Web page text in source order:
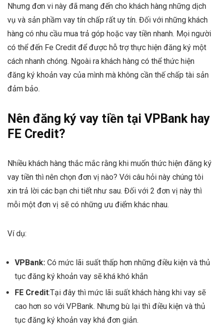
Nhưng đơn vi này đã mang đến cho khách hàng những dịch
vụ và sản phầm vay tín chấp rất uy tín. Đối với những khách
hàng có nhu cầu mua trả góp hoặc vay tiền nhanh. Mọi người
có thể đến Fe Credit để được hỗ trợ thực hiện đăng ký một
cách nhanh chóng. Ngoài ra khách hàng có thể thức hiện
đăng ký khoản vay của mình mà không cần thế chấp tài sản
đảm bảo.
Nên đăng ký vay tiền tại VPBank hay
FE Credit?
Nhiều khách hàng thắc mắc rằng khi muốn thức hiện đăng ký
vay tiền thì nên chọn đơn vị nào? Với câu hỏi này chúng tôi
xin trả lời các bạn chi tiết như sau. Đối với 2 đơn vị này thì
mỗi một đơn vị sẽ có những ưu điểm khác nhau.
Ví dụ:
VPBank: Có mức lãi suất thấp hơn những điều kiện và thủ
tục đăng ký khoản vay sẽ khá khó khắn
FE Credit:Tại đây thì mức lãi suất khách hàng khi vay sẽ
cao hơn so với VPBank. Nhưng bù lại thì điều kiện và thủ
tục đăng ký khoản vay khá đơn giản.